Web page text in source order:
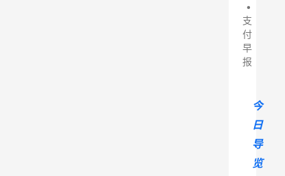
•
支
付
早
报
今
日
导
览